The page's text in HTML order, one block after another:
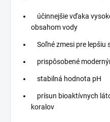
účinnejšie vďaka
obsahom vody
Soľné zmesi pre lepšiu
prispôsobené
stabilná hodnota pH
prísun bioaktívnych
koralov